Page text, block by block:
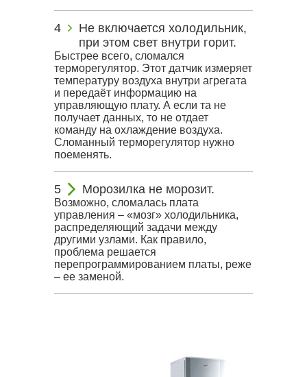
Не включается холодильник,
при этом свет внутри горит.
Быстрее всего, сломался
терморегулятор. Этот датчик измеряет
температуру воздуха внутри агрегата
и передаёт информацию на
управляющую плату. А если та не
получает данных, то не отдает
команду на охлаждение воздуха.
Сломанный терморегулятор нужно
поеменять.
Морозилка не морозит.
Возможно, сломалась плата
управления – «мозг» холодильника,
распределяющий задачи между
другими узлами. Как правило,
проблема решается
перепрограммированием платы, реже
– ее заменой.